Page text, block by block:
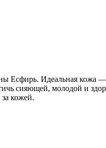
Есфирь. Идеальная кожа
сияющей, молодой и
кожей.